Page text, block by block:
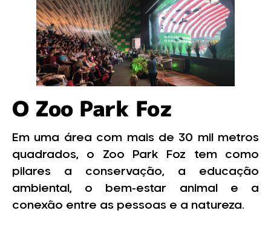
O Zoo Park Foz
Em uma área com mais de 30 mil metros
quadrados, o Zoo Park Foz tem como
pilares a conservação, a educação
ambiental, o bem-estar animal e a
conexão entre as pessoas e a natureza.